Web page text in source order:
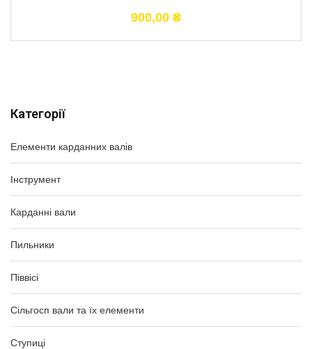
Категорії
Елементи карданних валів
Інструмент
Карданні вали
Пильники
Піввісі
Сільгосп вали та їх елементи
Ступиці
900,00 ₴